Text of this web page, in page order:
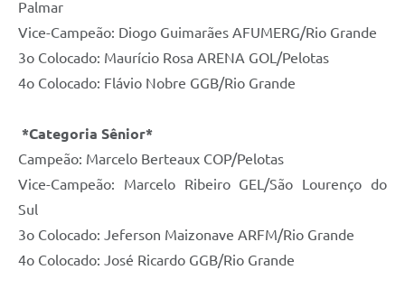
Palmar
Vice-Campeão: Diogo Guimarães AFUMERG/Rio Grande
3o Colocado: Maurício Rosa ARENA GOL/Pelotas
4o Colocado: Flávio Nobre GGB/Rio Grande
*Categoria Sênior*
Campeão: Marcelo Berteaux COP/Pelotas
Vice-Campeão: Marcelo Ribeiro GEL/São Lourenço do
Sul
3o Colocado: Jeferson Maizonave ARFM/Rio Grande
4o Colocado: José Ricardo GGB/Rio Grande